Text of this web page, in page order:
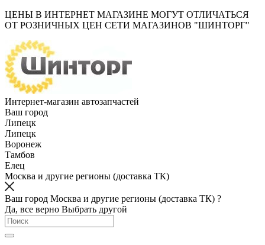
ЦЕНЫ В ИНТЕРНЕТ МАГАЗИНЕ МОГУТ ОТЛИЧАТЬСЯ
ОТ РОЗНИЧНЫХ ЦЕН СЕТИ МАГАЗИНОВ "ШИНТОРГ"
Интернет-магазин автозапчастей
Ваш город
Липецк
Липецк
Воронеж
Тамбов
Елец
Москва и другие регионы (доставка ТК)
Ваш город Москва и другие регионы (доставка ТК) ?
Да, все верно Выбрать другой